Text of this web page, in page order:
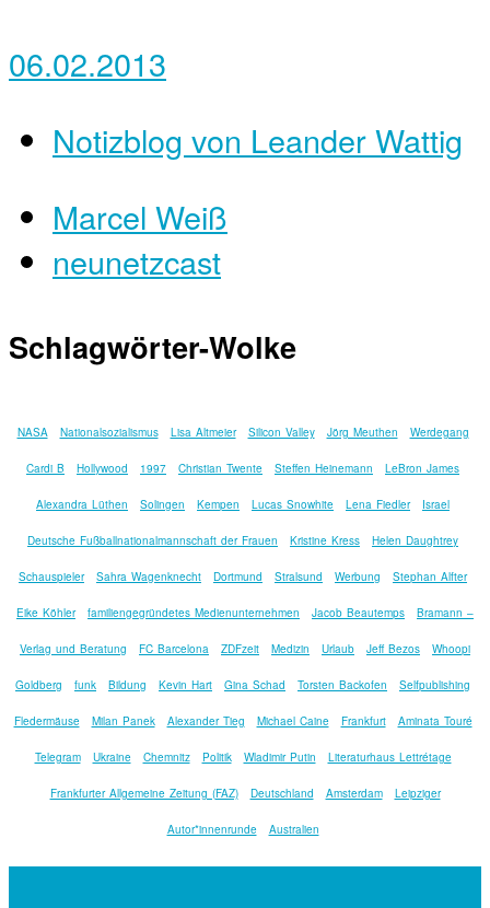
06.02.2013
Notizblog von Leander Wattig
Marcel Weiß
neunetzcast
Schlagwörter-Wolke
NASA Nationalsozialismus Lisa Altmeier Silicon Valley Jörg Meuthen Werdegang
Cardi B Hollywood 1997 Christian Twente Steffen Heinemann LeBron James
Alexandra Lüthen Solingen Kempen Lucas Snowhite Lena Fiedler Israel
Deutsche Fußballnationalmannschaft der Frauen Kristine Kress Helen Daughtrey
Schauspieler Sahra Wagenknecht Dortmund Stralsund Werbung Stephan Alfter
Eike Köhler familiengegründetes Medienunternehmen Jacob Beautemps Bramann –
Verlag und Beratung FC Barcelona ZDFzeit Medizin Urlaub Jeff Bezos Whoopi
Goldberg funk Bildung Kevin Hart Gina Schad Torsten Backofen Selfpublishing
Fledermäuse Milan Panek Alexander Tieg Michael Caine Frankfurt Aminata Touré
Telegram Ukraine Chemnitz Politik Wladimir Putin Literaturhaus Lettrétage
Frankfurter Allgemeine Zeitung (FAZ) Deutschland Amsterdam Leipziger
Autor*innenrunde Australien